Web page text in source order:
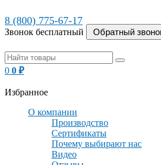
8 (800) 775-67-17
Звонок бесплатный
0 0 ₽
Избранное
О компании
Производство
Сертификаты
Почему выбирают нас
Видео